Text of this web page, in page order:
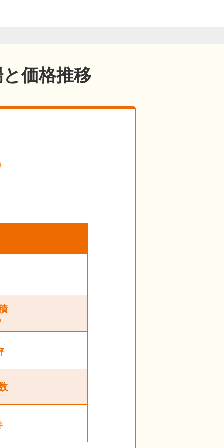
価格推移